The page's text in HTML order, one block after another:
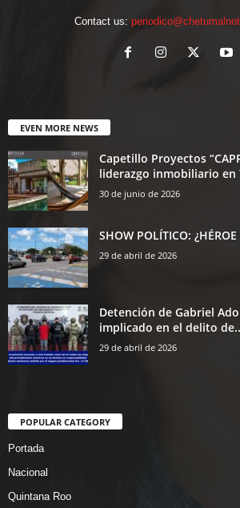
Contact us:
EVEN MORE NEWS
Capetillo Proyectos
liderazgo inmobiliario en
30 de junio de 2026
SHOW POLÍTICO:
29 de abril de 2026
Detención de Gabriel
implicado en el delito
29 de abril de 2026
POPULAR CATEGORY
Portada
Nacional
Quintana Roo